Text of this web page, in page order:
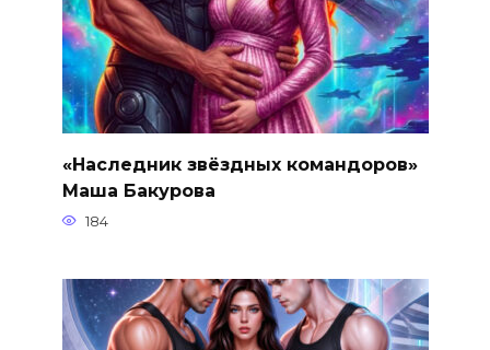
«Наследник звёздных командоров»
Маша Бакурова
184